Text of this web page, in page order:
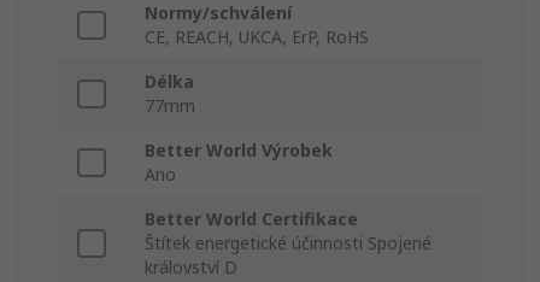
Normy/schválení
CE, REACH, UKCA, ErP, RoHS
Délka
77mm
Better World Výrobek
Ano
Better World Certifikace
Štítek energetické účinnosti Spojené
království D